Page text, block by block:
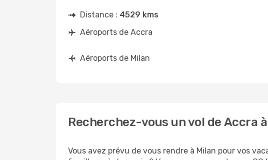
Distance : 4529 kms
Aéroports de Accra
Aéroports de Milan
Recherchez-vous un vol de Accra
Vous avez prévu de vous rendre à Milan pour vos